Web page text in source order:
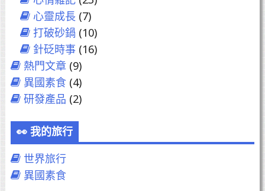
心靈成長 (7)
打破砂鍋 (10)
針砭時事(16)
熱門文章 (9)
異國素食(4)
研發產品 (2)
我的旅行
世界旅行
異國素食